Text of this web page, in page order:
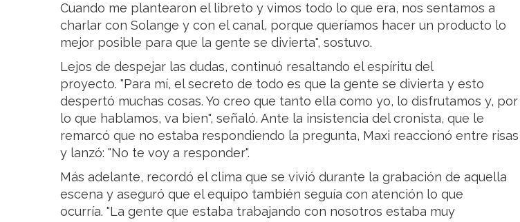
Cuando me plantearon el libreto y vimos todo lo que era, nos sentamos a
charlar con Solange y con el canal, porque queríamos hacer un producto lo
mejor posible para que la gente se divierta", sostuvo.
Lejos de despejar las dudas, continuó resaltando el espíritu del
proyecto. "Para mí, el secreto de todo es que la gente se divierta y esto
despertó muchas cosas. Yo creo que tanto ella como yo, lo disfrutamos y, por
lo que hablamos, va bien", señaló. Ante la insistencia del cronista, que le
remarcó que no estaba respondiendo la pregunta, Maxi reaccionó entre risas
y lanzó: "No te voy a responder".
Más adelante, recordó el clima que se vivió durante la grabación de aquella
escena y aseguró que el equipo también seguía con atención lo que
ocurría. "La gente que estaba trabajando con nosotros estaba muy